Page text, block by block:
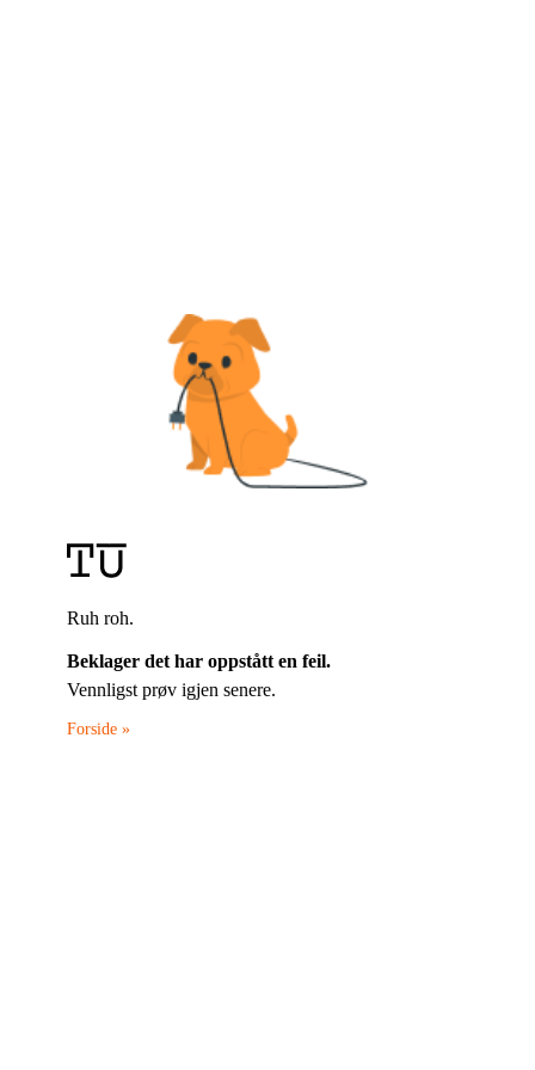
Ruh roh.
Beklager det har oppstått en feil.
Vennligst prøv igjen senere.
Forside »